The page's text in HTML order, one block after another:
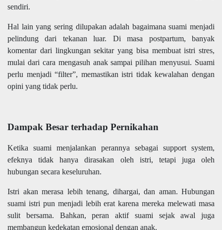
sendiri.
Hal lain yang sering dilupakan adalah bagaimana suami menjadi
pelindung dari tekanan luar. Di masa postpartum, banyak
komentar dari lingkungan sekitar yang bisa membuat istri stres,
mulai dari cara mengasuh anak sampai pilihan menyusui. Suami
perlu menjadi “filter”, memastikan istri tidak kewalahan dengan
opini yang tidak perlu.
Dampak Besar terhadap Pernikahan
Ketika suami menjalankan perannya sebagai support system,
efeknya tidak hanya dirasakan oleh istri, tetapi juga oleh
hubungan secara keseluruhan.
Istri akan merasa lebih tenang, dihargai, dan aman. Hubungan
suami istri pun menjadi lebih erat karena mereka melewati masa
sulit bersama. Bahkan, peran aktif suami sejak awal juga
membangun kedekatan emosional dengan anak.